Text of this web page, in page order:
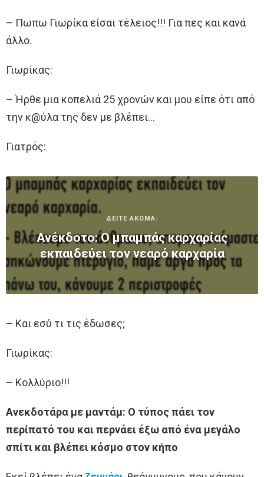
– Πωπω Γιωρίκα είσαι τέλειος!!! Για πες και κανά
άλλο.
Γιωρίκας:
– Ήρθε μια κοπελιά 25 χρονών και μου είπε ότι από
την κ@ύλα της δεν με βλέπει…
Γιατρός:
ΔΕΙΤΕ ΑΚΟΜΑ:
Ανέκδοτο: Ο μπαμπάς καρχαρίας
εκπαιδεύει τον νεαρό καρχαρία
– Και εσύ τι τις έδωσες;
Γιωρίκας:
– Κολλύριο!!!
Ανεκδοτάρα με μαντάμ: Ο τύπος πάει τον
περίπατό του και περνάει έξω από ένα μεγάλο
σπίτι και βλέπει κόσμο στον κήπο